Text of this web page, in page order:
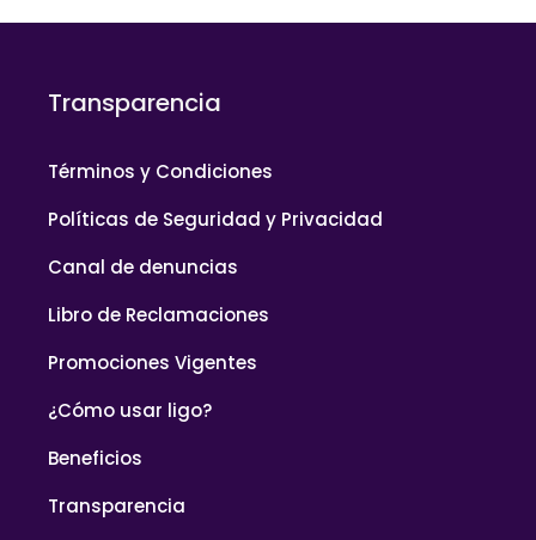
Transparencia
Términos y Condiciones
Políticas de Seguridad y Privacidad
Canal de denuncias
Libro de Reclamaciones
Promociones Vigentes
¿Cómo usar ligo?
Beneficios
Transparencia